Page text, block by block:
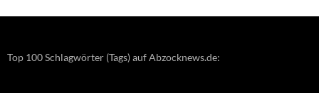
Top 100 Schlagwörter (Tags) auf Abzocknews.de: